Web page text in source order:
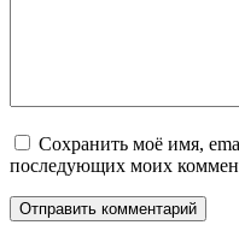
Сохранить моё имя,
последующих моих